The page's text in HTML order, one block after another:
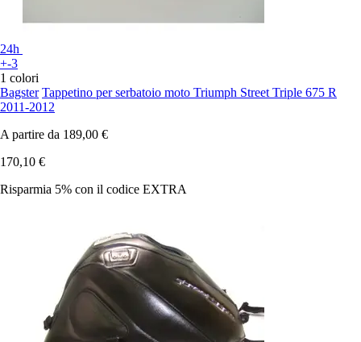
24h
+-3
1 colori
Bagster Tappetino per serbatoio moto Triumph Street Triple 675 R
2011-2012
A partire da 189,00 €
170,10 €
Risparmia 5% con il codice EXTRA